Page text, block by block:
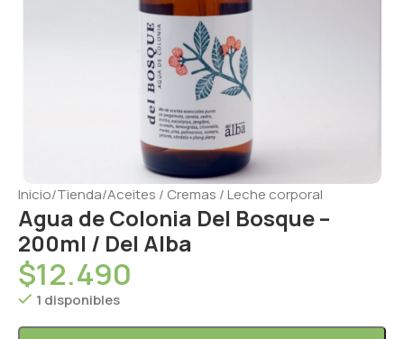
Inicio/Tienda/Aceites / Cremas / Leche corporal
Agua de Colonia Del Bosque –
200ml / Del Alba
$12.490
1 disponibles